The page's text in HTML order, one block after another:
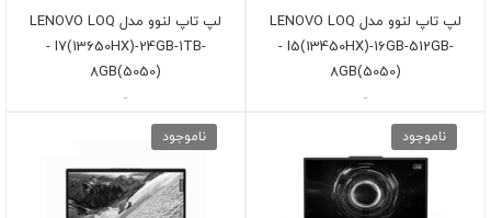
لپ تاپ لنوو مدل LENOVO LOQ
- I5(13450HX)-16GB-512GB-
8GB(5050)
-
لپ تاپ لنوو مدل LENOVO LOQ
- I7(13650HX)-24GB-1TB-
8GB(5050)
-
ناموجود ناموجود